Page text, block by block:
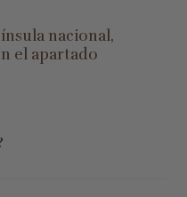
nacional,
el apartado